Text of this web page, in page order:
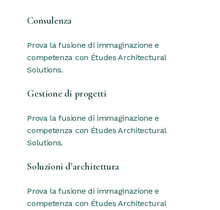
Consulenza
Prova la fusione di immaginazione e
competenza con Études Architectural
Solutions.
Gestione di progetti
Prova la fusione di immaginazione e
competenza con Études Architectural
Solutions.
Soluzioni d’architettura
Prova la fusione di immaginazione e
competenza con Études Architectural